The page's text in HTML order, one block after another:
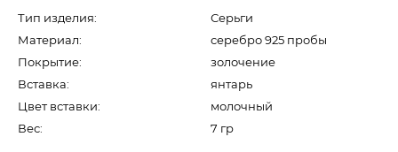
Тип изделия:
Серьги
Материал:
серебро 925 пробы
Покрытие:
золочение
Вставка:
янтарь
Цвет вставки:
молочный
Вес:
7 гр